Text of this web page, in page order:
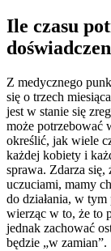
Ile czasu
Z medycznego
się o trzech
jest w stanie się
może potrzebować
określić, jak wiele
każdej kobiety i
sprawa. Zdarza
uczuciami, mamy
do działania, w
wierząc w to, że to
jednak zachować
będzie „w zamian”.